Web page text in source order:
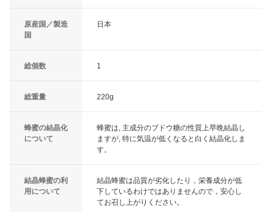
原産国／製造
国
日本
総個数 1
総重量 220g
蜂蜜の結晶化
について
蜂蜜は, 主成分のブドウ糖の性質上早晩結晶し
ますが, 特に気温が低くなると白く結晶化しま
す。
結晶蜂蜜の利
用について
結晶蜂蜜は品質が劣化したり，栄養成分が低
下しているわけではありませんので，安心し
てお召し上がりください。